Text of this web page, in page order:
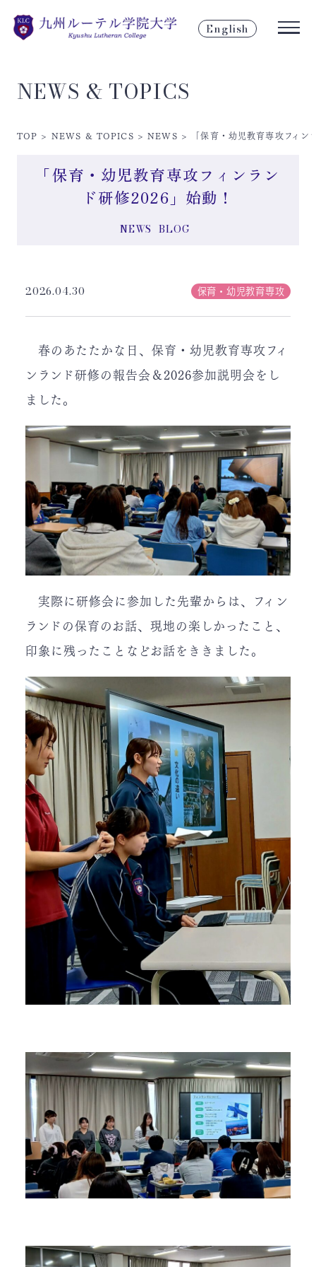
English
NEWS & TOPICS
TOP > NEWS & TOPICS >NEWS > 「保育・幼児教育専攻フィ
「保育・幼児教育専攻フィンラン
ド研修2026」始動！
NEWS BLOG
2026.04.30 保育・幼児教育専攻
春のあたたかな日、保育・幼児教育専攻フィ
ンランド研修の報告会＆2026参加説明会をし
ました。
実際に研修会に参加した先輩からは、フィン
ランドの保育のお話、現地の楽しかったこと、
印象に残ったことなどお話をききました。